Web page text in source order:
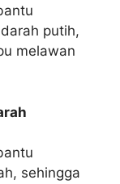
putih,
melawan
sehingga